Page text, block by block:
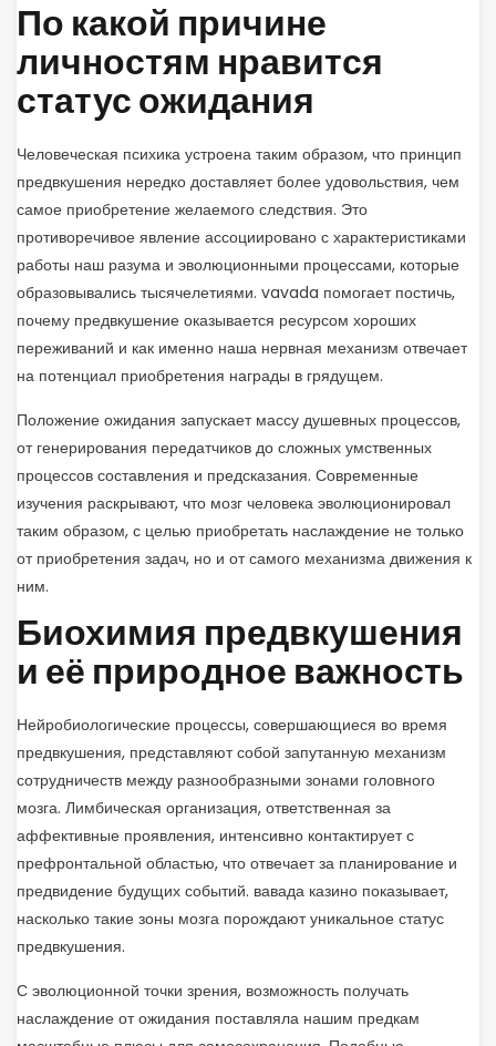
По какой причине
личностям нравится
статус ожидания
Человеческая психика устроена таким образом, что принцип
предвкушения нередко доставляет более удовольствия, чем
самое приобретение желаемого следствия. Это
противоречивое явление ассоциировано с характеристиками
работы наш разума и эволюционными процессами, которые
образовывались тысячелетиями. vavada помогает постичь,
почему предвкушение оказывается ресурсом хороших
переживаний и как именно наша нервная механизм отвечает
на потенциал приобретения награды в грядущем.
Положение ожидания запускает массу душевных процессов,
от генерирования передатчиков до сложных умственных
процессов составления и предсказания. Современные
изучения раскрывают, что мозг человека эволюционировал
таким образом, с целью приобретать наслаждение не только
от приобретения задач, но и от самого механизма движения к
ним.
Биохимия предвкушения
и её природное важность
Нейробиологические процессы, совершающиеся во время
предвкушения, представляют собой запутанную механизм
сотрудничеств между разнообразными зонами головного
мозга. Лимбическая организация, ответственная за
аффективные проявления, интенсивно контактирует с
префронтальной областью, что отвечает за планирование и
предвидение будущих событий. вавада казино показывает,
насколько такие зоны мозга порождают уникальное статус
предвкушения.
С эволюционной точки зрения, возможность получать
наслаждение от ожидания поставляла нашим предкам